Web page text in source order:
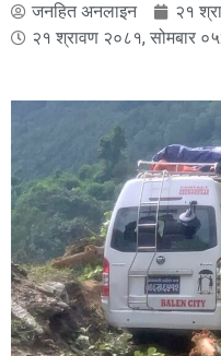
जनहित अनलाइन
२१
२१ श्रावण २०८१, सोमबार